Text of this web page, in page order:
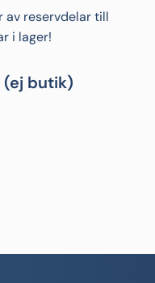
av reservdelar till
i lager!
(ej butik)